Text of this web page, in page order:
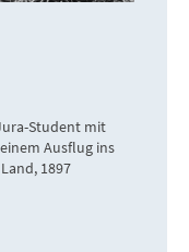
Student mit
Ausflug ins
1897